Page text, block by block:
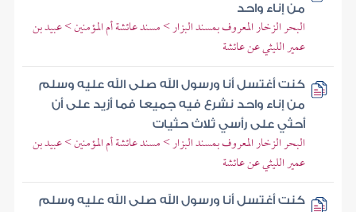
من إناء واحد
البحر الزخار المعروف بمسند البزار > مسند عائشة أم المؤمنين > عبيد بن
عمير الليثي عن عائشة
كنت أغتسل أنا ورسول الله صلى الله عليه وسلم
من إناء واحد نشرع فيه جميعا فما أزيد على أن
أحثي على رأسي ثلاث حثيات
البحر الزخار المعروف بمسند البزار > مسند عائشة أم المؤمنين > عبيد بن
عمير الليثي عن عائشة
كنت أغتسل أنا ورسول الله صلى الله عليه وسلم